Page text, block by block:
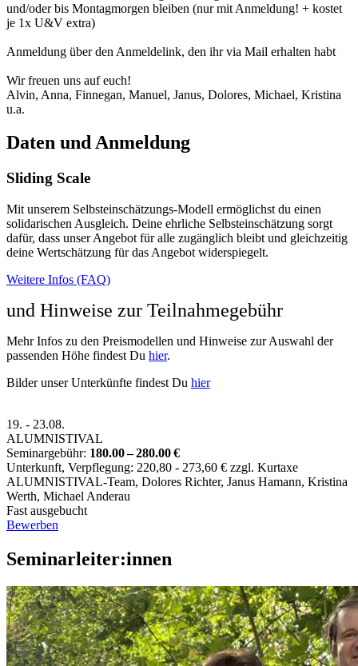
und/oder bis Montagmorgen bleiben (nur mit Anmeldung! + kostet
je 1x U&V extra)
Anmeldung über den Anmeldelink, den ihr via Mail erhalten habt
Wir freuen uns auf euch!
Alvin, Anna, Finnegan, Manuel, Janus, Dolores, Michael, Kristina
u.a.
Daten und Anmeldung
Sliding Scale
Mit unserem Selbsteinschätzungs-Modell ermöglichst du einen
solidarischen Ausgleich. Deine ehrliche Selbsteinschätzung sorgt
dafür, dass unser Angebot für alle zugänglich bleibt und gleichzeitig
deine Wertschätzung für das Angebot widerspiegelt.
Weitere Infos (FAQ)
und Hinweise zur Teilnahmegebühr
Mehr Infos zu den Preismodellen und Hinweise zur Auswahl der
passenden Höhe findest Du hier.
Bilder unser Unterkünfte findest Du hier
19. - 23.08.
ALUMNISTIVAL
Seminargebühr: 180.00 – 280.00 €
Unterkunft, Verpflegung: 220,80 - 273,60 € zzgl. Kurtaxe
ALUMNISTIVAL-Team, Dolores Richter, Janus Hamann, Kristina
Werth, Michael Anderau
Fast ausgebucht
Bewerben
Seminarleiter:innen